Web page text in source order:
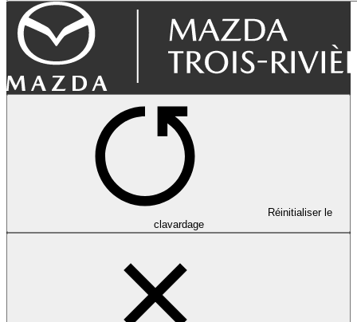
Réinitialiser le
clavardage